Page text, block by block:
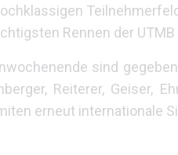
Rennen der UTMB
sind
Reiterer, Geiser,
erneut internationale